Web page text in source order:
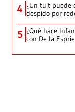
4 ¿Un tuit puede
despido por
5 ¿Qué hace
con De la